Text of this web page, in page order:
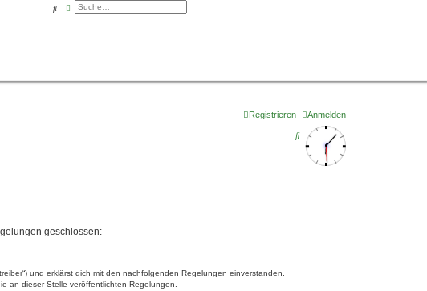
SucheErweiterte Suche
Anmelden
Registrieren
S
geschlossen:
und erklärst dich mit den nachfolgenden Regelungen einverstanden.
an dieser Stelle veröffentlichten Regelungen.